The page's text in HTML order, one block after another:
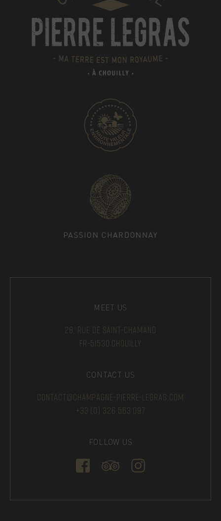
MEET US
28, RUE DE SAINT-CHAMAND
FR-51530 CHOUILLY
CONTACT US
CONTACT@CHAMPAGNE-PIERRE-LEGRAS.COM
+33 (0) 326 563 097
FOLLOW US